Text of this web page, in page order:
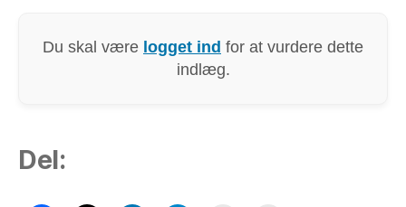
Du skal være logget ind for at vurdere dette
indlæg.
Del: